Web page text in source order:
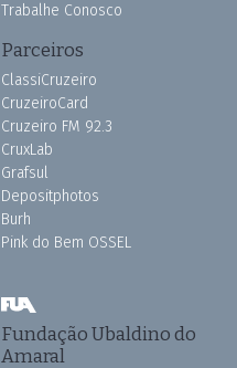
Trabalhe Conosco
Parceiros
ClassiCruzeiro
CruzeiroCard
Cruzeiro FM 92.3
CruxLab
Grafsul
Depositphotos
Burh
Pink do Bem OSSEL
Fundação Ubaldino do
Amaral